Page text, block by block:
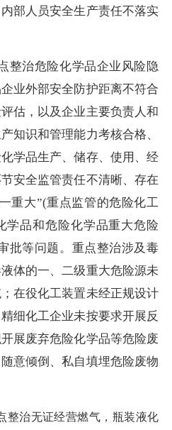
部人员安全生产责任不落实
整治危险化学品企业风险隐
业外部安全防护距离不符合
估，以及企业主要负责人和
知识和管理能力考核合格、
学品生产、储存、使用、经
安全监管责任不清晰、存在
重大”(重点监管的危险化工
学品和危险化学品重大危险
批等问题。重点整治涉及毒
体的一、二级重大危险源未
在役化工装置未经正规设计
细化工企业未按要求开展反
展废弃危险化学品等危险废
意倾倒、私自填埋危险废物
整治无证经营燃气，瓶装液化